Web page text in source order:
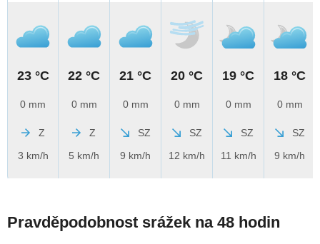
23 °C
0 mm
Z
3 km/h
22 °C
0 mm
Z
5 km/h
21 °C
0 mm
SZ
9 km/h
20 °C
0 mm
SZ
12 km/h
19 °C
0 mm
SZ
11 km/h
18 °C
0 mm
SZ
9 km/h
Pravděpodobnost srážek na 48 hodin